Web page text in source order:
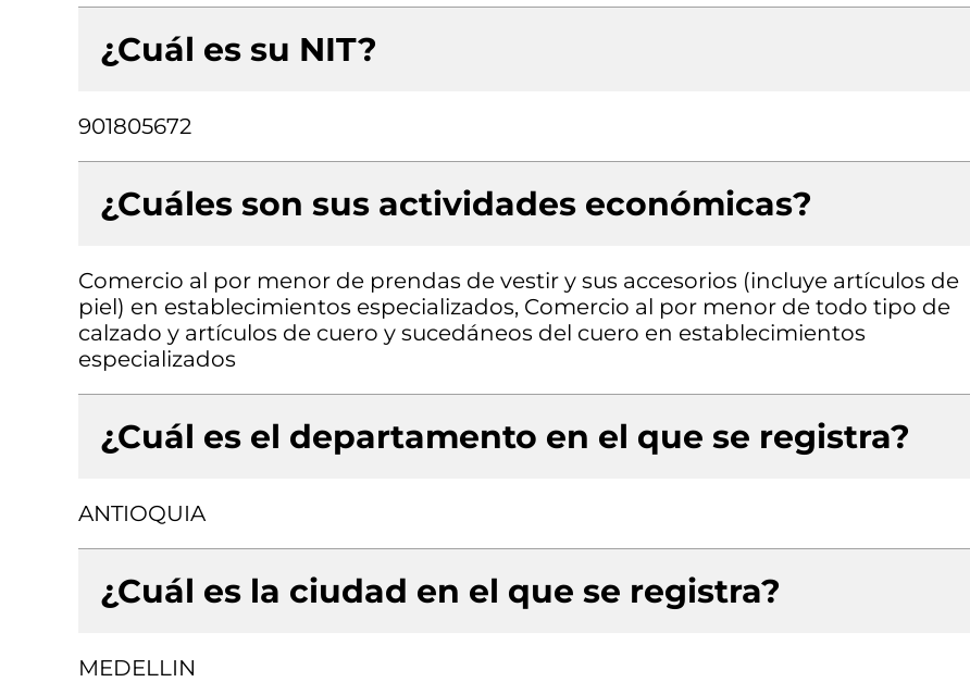
¿Cuál es su NIT?
901805672
¿Cuáles son sus actividades económicas?
Comercio al por menor de prendas de vestir y sus accesorios (incluye artículos de
piel) en establecimientos especializados, Comercio al por menor de todo tipo de
calzado y artículos de cuero y sucedáneos del cuero en establecimientos
especializados
¿Cuál es el departamento en el que se registra?
ANTIOQUIA
¿Cuál es la ciudad en el que se registra?
MEDELLIN